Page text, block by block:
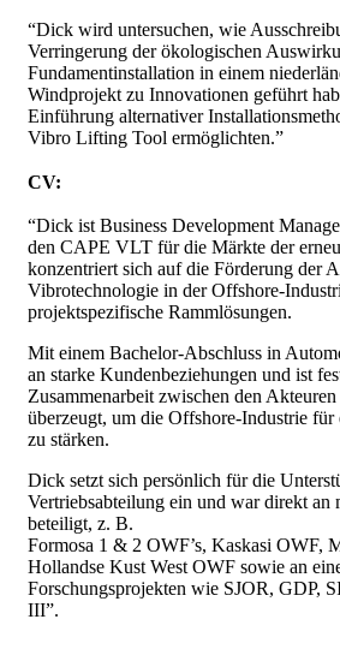
“Dick wird untersuchen, wie
Verringerung der ökologischen
Fundamentinstallation in einem
Windprojekt zu Innovationen geführt
Einführung alternativer
Vibro Lifting Tool ermöglichten.”
CV:
“Dick ist Business Development
den CAPE VLT für die Märkte der
konzentriert sich auf die Förderung der
Vibrotechnologie in der Offshore-
projektspezifische Rammlösungen.
Mit einem Bachelor-Abschluss in
an starke Kundenbeziehungen und ist
Zusammenarbeit zwischen den
überzeugt, um die Offshore-Industrie für
zu stärken.
Dick setzt sich persönlich für die
Vertriebsabteilung ein und war direkt an
beteiligt, z. B.
Formosa 1 & 2 OWF’s, Kaskasi OWF,
Hollandse Kust West OWF sowie an
Forschungsprojekten wie SJOR, GDP,
III”.